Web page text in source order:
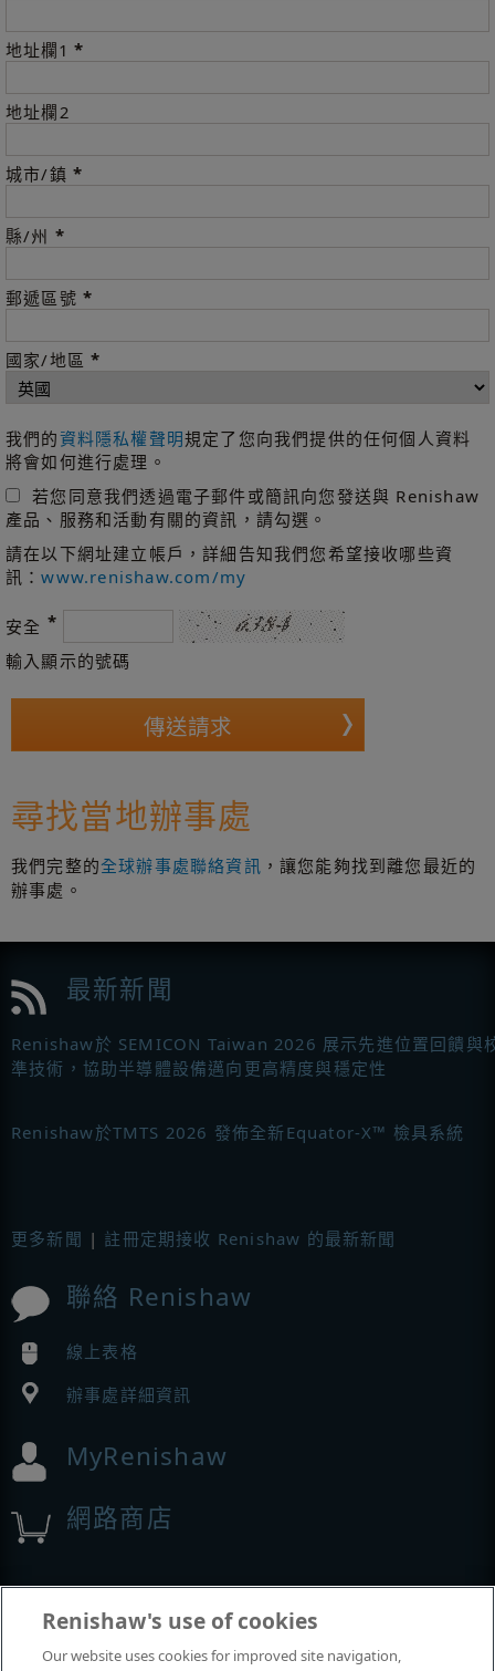
地址欄1 *
地址欄2
城市/鎮*
縣/州 *
郵遞區號 *
國家/地區*
我們的資料隱私權聲明規定了您向我們提供的任何個人資料
將會如何進行處理。
若您同意我們透過電子郵件或簡訊向您發送與 Renishaw
產品、服務和活動有關的資訊，請勾選。
請在以下網址建立帳戶，詳細告知我們您希望接收哪些資
訊：www.renishaw.com/my
安全 *
輸入顯示的號碼
尋找當地辦事處
我們完整的全球辦事處聯絡資訊 ，讓您能夠找到離您最近的
辦事處。
最新新聞
Renishaw於 SEMICON Taiwan 2026 展示先進位置回饋與
準技術，協助半導體設備邁向更高精度與穩定性
Renishaw於TMTS 2026 發佈全新Equator-X™ 檢具系統
更多新聞 | 註冊定期接收 Renishaw 的最新新聞
聯絡 Renishaw
線上表格
辦事處詳細資訊
MyRenishaw
網路商店
展覽與會議
我們參加的活動
Renishaw's use of cookies
Our website uses cookies for improved site navigation,